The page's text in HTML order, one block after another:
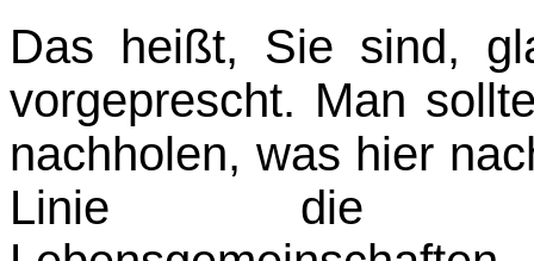
Das heißt, Sie sind,
vorgeprescht. Man
nachholen, was hier
Linie die